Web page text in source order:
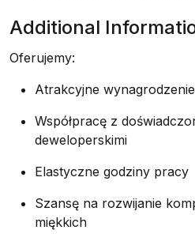
Additional
Oferujemy:
Atrakcyjne wynagrodzenie
Współpracę z
deweloperskimi
Elastyczne godziny pracy
Szansę na rozwijanie
miękkich